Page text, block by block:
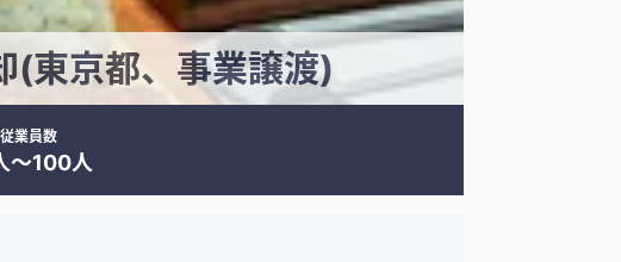
(東京都、事業譲渡)
従業員数
〜100人